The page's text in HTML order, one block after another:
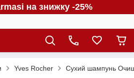
на знижку -25%
Yves Rocher Сухий шампунь